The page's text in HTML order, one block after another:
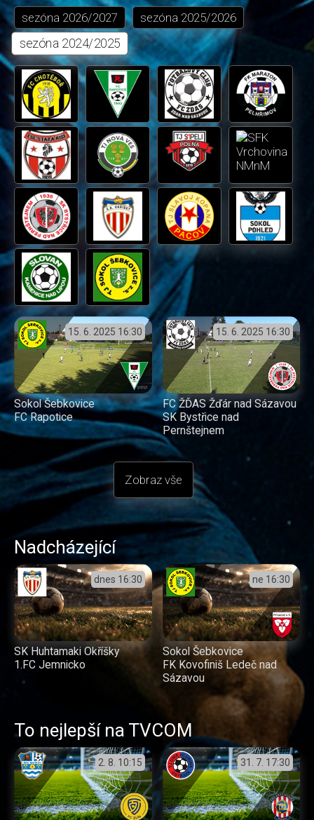
sezóna 2026/2027 sezóna 2025/2026
sezóna 2024/2025
15. 6. 2025 16:30
Sokol Šebkovice
FC Rapotice
15. 6. 2025 16:30
FC ŽĎAS Žďár nad Sázavou
SK Bystřice nad
Pernštejnem
Zobraz vše
Nadcházející
dnes 16:30
SK Huhtamaki Okříšky
1.FC Jemnicko
ne 16:30
Sokol Šebkovice
FK Kovofiniš Ledeč nad
Sázavou
To nejlepší na TVCOM
2. 8. 10:15 31. 7. 17:30